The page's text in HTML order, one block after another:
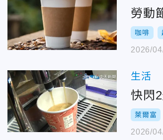
勞動
咖啡
2026/
生活
快閃
萊爾富
2026/